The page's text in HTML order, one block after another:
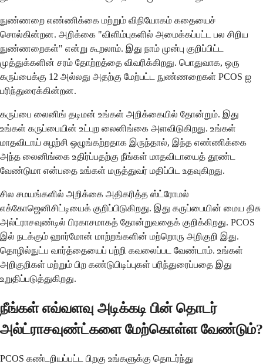
நுண்ணறை எண்ணிக்கை மற்றும் விநியோகம் கதையைச்
சொல்கின்றன. அறிக்கை "விளிம்புகளில் அமைக்கப்பட்ட பல சிறிய
நுண்ணறைகள்" என்று கூறலாம். இது நாம் முன்பு குறிப்பிட்ட
முத்துக்களின் சரம் தோற்றத்தை விவரிக்கிறது. பொதுவாக, ஒரு
கருப்பைக்கு 12 அல்லது அதற்கு மேற்பட்ட நுண்ணறைகள் PCOS ஐ
பரிந்துரைக்கின்றன.
கருப்பை லைனிங் தடிமன் உங்கள் அறிக்கையில் தோன்றும். இது
உங்கள் கருப்பையின் உட்புற லைனிங்கை அளவிடுகிறது. உங்கள்
மாதவிடாய் சுழற்சி ஒழுங்கற்றதாக இருந்தால், இந்த எண்ணிக்கை
அந்த லைனிங்கை உதிர்ப்பதற்கு நீங்கள் மாதவிடாயைத் தூண்ட
வேண்டுமா என்பதை உங்கள் மருத்துவர் மதிப்பிட உதவுகிறது.
சில சமயங்களில் அறிக்கை அதிகரித்த ஸ்ட்ரோமல்
எக்கோஜெனிசிட்டியைக் குறிப்பிடுகிறது. இது கருப்பையின் மைய திசு
அல்ட்ராசவுண்டில் பிரகாசமாகத் தோன்றுவதைக் குறிக்கிறது. PCOS
இல் நடக்கும் ஹார்மோன் மாற்றங்களின் மற்றொரு அறிகுறி இது.
தொழில்நுட்ப வார்த்தையைப் பற்றி கவலைப்பட வேண்டாம். உங்கள்
அறிகுறிகள் மற்றும் பிற கண்டுபிடிப்புகள் பரிந்துரைப்பதை இது
உறுதிப்படுத்துகிறது.
நீங்கள் எவ்வளவு அடிக்கடி பின் தொடர்
அல்ட்ராசவுண்ட்களை மேற்கொள்ள வேண்டும்?
PCOS கண்டறியப்பட்ட பிறகு உங்களுக்கு தொடர்ந்து